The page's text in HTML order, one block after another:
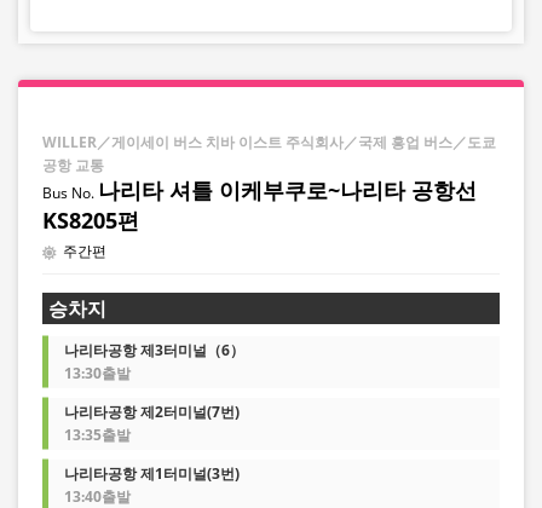
WILLER／게이세이 버스 치바 이스트 주식회사／국제 흥업 버스／도쿄
공항 교통
나리타 셔틀 이케부쿠로~나리타 공항선
KS8205편
주간편
승차지
나리타공항 제3터미널（6）
13:30출발
나리타공항 제2터미널(7번)
13:35출발
나리타공항 제1터미널(3번)
13:40출발